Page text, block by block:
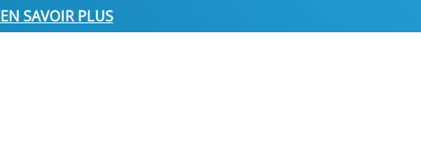
EN SAVOIR PLUS